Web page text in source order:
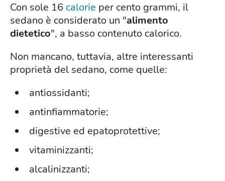
Con sole 16 calorie per cento grammi, il
sedano è considerato un "alimento
dietetico", a basso contenuto calorico.
Non mancano, tuttavia, altre interessanti
proprietà del sedano, come quelle:
antiossidanti;
antinfiammatorie;
digestive ed epatoprotettive;
vitaminizzanti;
alcalinizzanti;